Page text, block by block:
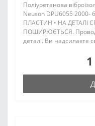
Поліуретанова
Neuson DPU6055
ПЛАСТИН • НА ДЕТАЛІ
ПОШИРЮЄТЬСЯ.
деталі. Ви надсилаєте